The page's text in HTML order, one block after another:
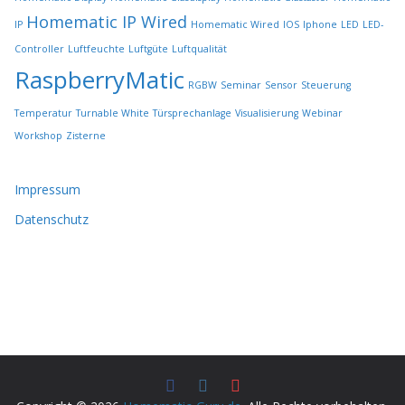
h
l
t
w
e
d
n
IP Homematic IP Wired Homematic Wired IOS Iphone LED LED-
Controller Luftfeuchte Luftgüte Luftqualität
RaspberryMatic RGBW Seminar Sensor Steuerung
Temperatur Turnable White Türsprechanlage Visualisierung Webinar
Workshop Zisterne
Impressum
Datenschutz